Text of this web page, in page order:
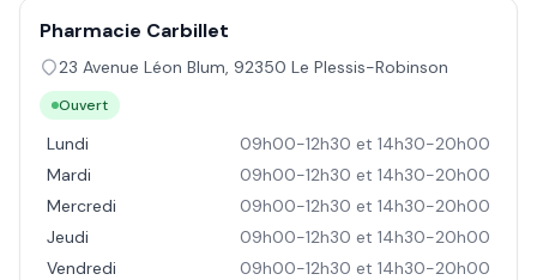
Pharmacie Carbillet
23 Avenue Léon Blum, 92350 Le Plessis-Robinson
Ouvert
Lundi
09h00-12h30 et 14h30-20h00
Mardi
09h00-12h30 et 14h30-20h00
Mercredi
09h00-12h30 et 14h30-20h00
Jeudi
09h00-12h30 et 14h30-20h00
Vendredi
09h00-12h30 et 14h30-20h00